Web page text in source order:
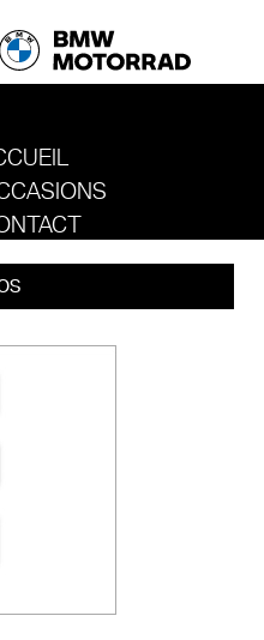
AU SITE DE SPORT MOTO